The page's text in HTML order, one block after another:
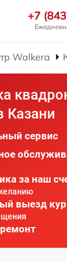
+7
Walkera
Казани
сервис
за наш
выезд